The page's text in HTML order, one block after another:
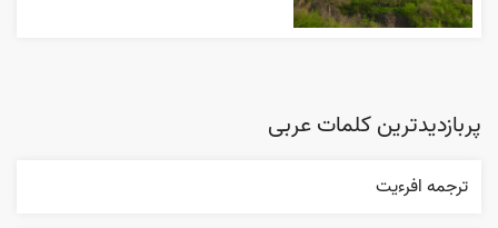
پربازدیدترین کلمات عربی
ترجمه افرءيت